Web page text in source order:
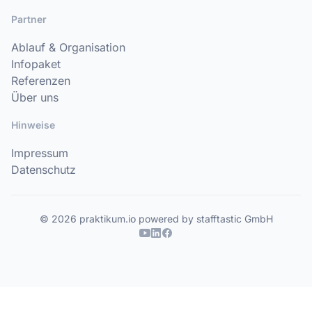
Partner
Ablauf & Organisation
Infopaket
Referenzen
Über uns
Hinweise
Impressum
Datenschutz
© 2026 praktikum.io powered by stafftastic GmbH